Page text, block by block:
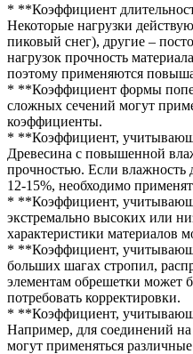
* **Коэффициент
Некоторые нагрузки
пиковый снег), другие –
нагрузок прочность
поэтому применяются
* **Коэффициент формы
сложных сечений могут
коэффициенты.
* **Коэффициент,
Древесина с повышенной
прочностью. Если влажность
12-15%, необходимо
* **Коэффициент,
экстремально высоких или
характеристики материалов
* **Коэффициент,
больших шагах стропил,
элементам обрешетки может
потребовать корректировки.
* **Коэффициент,
Например, для соединений на
могут применяться